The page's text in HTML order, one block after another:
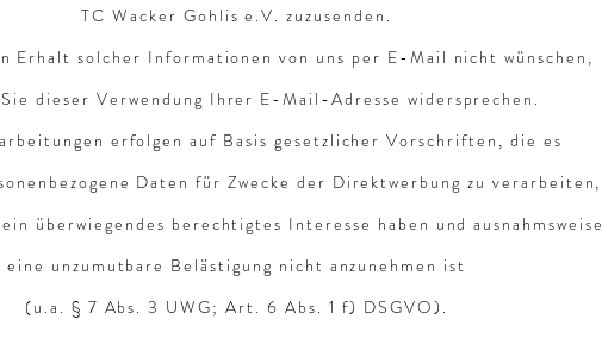
TC Wacker Gohlis e.V. zuzusenden.
Erhalt solcher Informationen von uns per E-Mail nicht wünschen,
dieser Verwendung Ihrer E-Mail-Adresse widersprechen.
erfolgen auf Basis gesetzlicher Vorschriften, die es
Daten für Zwecke der Direktwerbung zu verarbeiten,
überwiegendes berechtigtes Interesse haben und ausnahmsweise
eine unzumutbare Belästigung nicht anzunehmen ist
(u.a. § 7 Abs. 3 UWG; Art. 6 Abs. 1 f) DSGVO).